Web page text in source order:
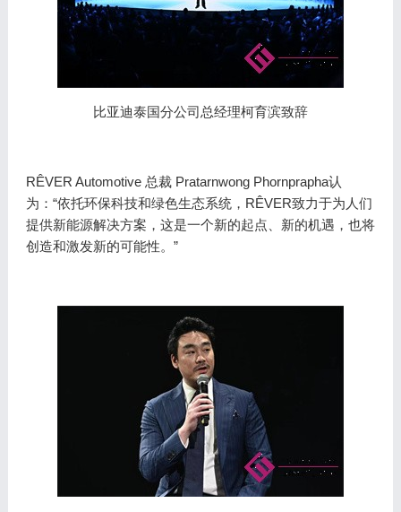
比亚迪泰国分公司总经理柯育滨致辞
RÊVER Automotive 总裁 Pratarnwong Phornprapha认
为：“依托环保科技和绿色生态系统，RÊVER致力于为人们
提供新能源解决方案，这是一个新的起点、新的机遇，也将
创造和激发新的可能性。”